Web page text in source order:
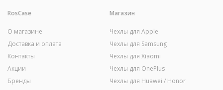
RosCase
О магазине
Доставка и оплата
Контакты
Акции
Бренды
Магазин
Чехлы для Apple
Чехлы для Samsung
Чехлы для Xiaomi
Чехлы для OnePlus
Чехлы для Huawei / Honor